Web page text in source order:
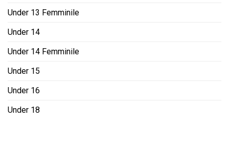
Under 13 Femminile
Under 14
Under 14 Femminile
Under 15
Under 16
Under 18